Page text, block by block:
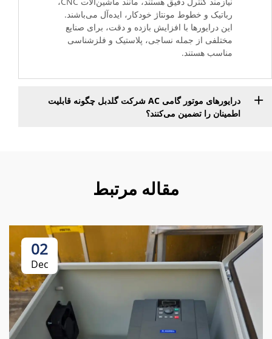
رباتیک و خطوط مونتاژ خودکار، ایده‌آل می‌باشند.
این درایورها با افزایش بازده و دقت، برای صنایع
مختلفی از جمله نساجی، پلاستیک و فلزشناسی
مناسب هستند.
درایورهای موتور گامی AC شرکت گلدبل چگونه قابلیت
اطمینان را تضمین می‌کنند؟
مقاله مرتبط
02
Dec